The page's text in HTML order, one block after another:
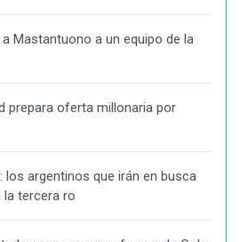
a Mastantuono a un equipo de la
prepara oferta millonaria por
los argentinos que irán en busca
la tercera ro